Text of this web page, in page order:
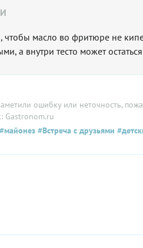
чтобы масло во фритюре не
а внутри тесто может
ошибку или неточность,
Gastronom.ru
#майонез #Встреча с друзьями